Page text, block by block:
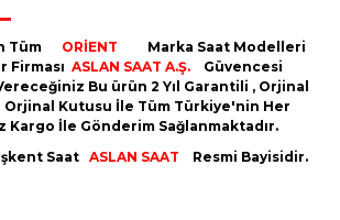
Tüm ORİENT
Marka Saat Modelleri
Firması ASLAN SAAT A.Ş.
Güvencesi
Bu ürün 2 Yıl Garantili , Orjinal
Orjinal Kutusu İle Tüm Türkiye'nin Her
Kargo İle Gönderim Sağlanmaktadır.
Saat ASLAN SAAT Resmi Bayisidir.